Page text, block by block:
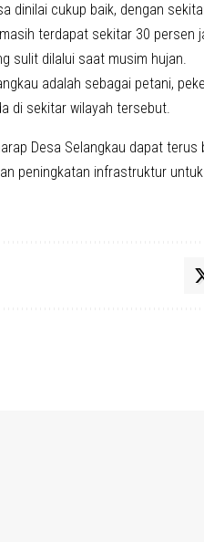
dinilai cukup baik, dengan
terdapat sekitar 30 persen
sulit dilalui saat musim hujan.
adalah sebagai petani,
di sekitar wilayah tersebut.
Desa Selangkau dapat terus
peningkatan infrastruktur